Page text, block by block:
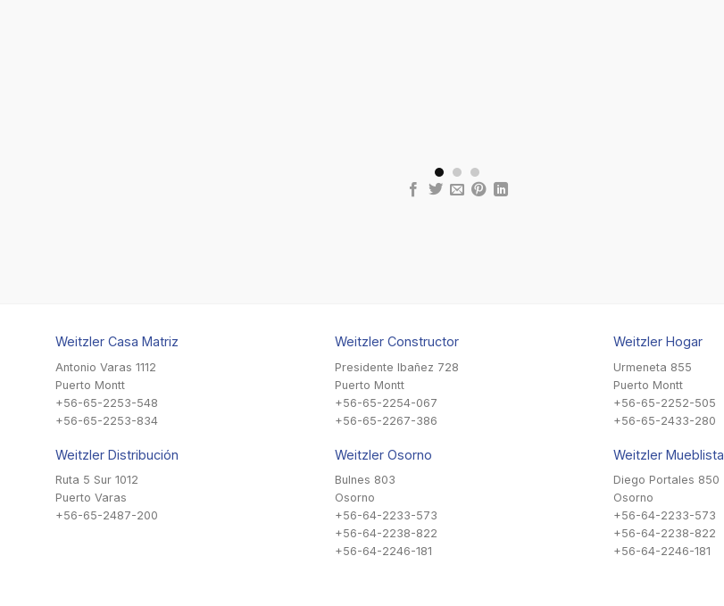
Weitzler Casa Matriz
Antonio Varas 1112
Puerto Montt
+56-65-2253-548
+56-65-2253-834
Weitzler Distribución
Ruta 5 Sur 1012
Puerto Varas
+56-65-2487-200
Weitzler Constructor
Presidente Ibañez 728
Puerto Montt
+56-65-2254-067
+56-65-2267-386
Weitzler Osorno
Bulnes 803
Osorno
+56-64-2233-573
+56-64-2238-822
+56-64-2246-181
Weitzler Hogar
Urmeneta 855
Puerto Montt
+56-65-2252-505
+56-65-2433-280
Weitzler Mueblista
Diego Portales 850
Osorno
+56-64-2233-573
+56-64-2238-822
+56-64-2246-181